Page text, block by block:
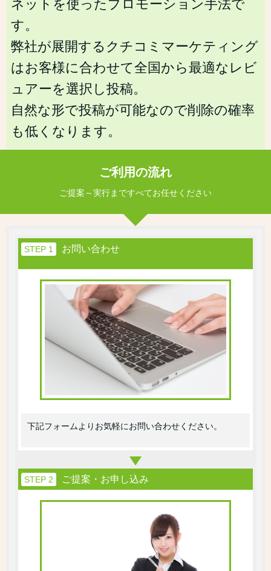
ネットを使ったプロモーション手法で
す。
弊社が展開するクチコミマーケティング
はお客様に合わせて全国から最適なレビ
ュアーを選択し投稿。
自然な形で投稿が可能なので削除の確率
も低くなります。
ご利用の流れ
ご提案～実行まですべてお任せください
STEP 1 お問い合わせ
下記フォームよりお気軽にお問い合わせください。
STEP 2 ご提案・お申し込み